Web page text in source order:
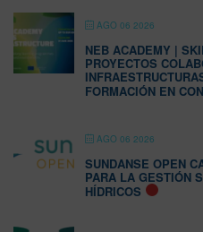
AGO 06 2026
NEB ACADEMY |
PROYECTOS
FORMACIÓN EN
AGO 06 2026
SUNDANSE OPEN
PARA LA GESTIÓN
HÍDRICOS